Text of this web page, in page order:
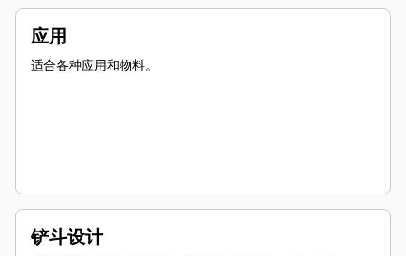
应用
适合各种应用和物料。
铲斗设计